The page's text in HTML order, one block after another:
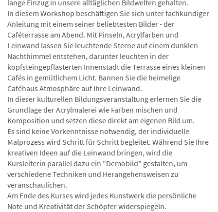
lange Einzug in unsere alltäglichen Bildwelten gehalten.
In diesem Workshop beschäftigen Sie sich unter fachkundiger
Anleitung mit einem seiner beliebtesten Bilder - der
Caféterrasse am Abend. Mit Pinseln, Acrylfarben und
Leinwand lassen Sie leuchtende Sterne auf einem dunklen
Nachthimmel entstehen, darunter leuchten in der
kopfsteingepflasterten Innenstadt die Terrasse eines kleinen
Cafés in gemütlichem Licht. Bannen Sie die heimelige
Caféhaus Atmosphäre auf Ihre Leinwand.
In dieser kulturellen Bildungsveranstaltung erlernen Sie die
Grundlage der Acrylmalerei wie Farben mischen und
Komposition und setzen diese direkt am eigenen Bild um.
Es sind keine Vorkenntnisse notwendig, der individuelle
Malprozess wird Schritt für Schritt begleitet. Während Sie Ihre
kreativen Ideen auf die Leinwand bringen, wird die
Kursleiterin parallel dazu ein "Demobild" gestalten, um
verschiedene Techniken und Herangehensweisen zu
veranschaulichen.
Am Ende des Kurses wird jedes Kunstwerk die persönliche
Note und Kreativität der Schöpfer widerspiegeln.